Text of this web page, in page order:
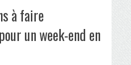
à faire
un week-end en